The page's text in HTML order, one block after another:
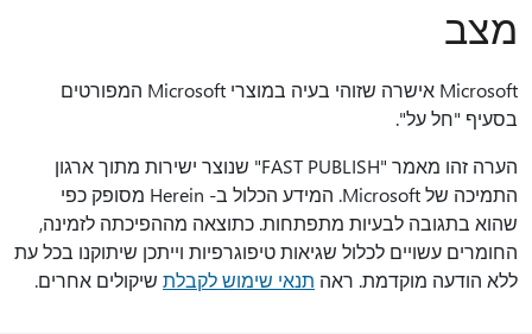
מצב
Microsoft אישרה שזוהי בעיה במוצרי Microsoft המפורטים
בסעיף "חל על".
הערה זהו מאמר "FAST PUBLISH" שנוצר ישירות מתוך ארגון
התמיכה של Microsoft. המידע הכלול ב- Herein מסופק כפי
שהוא בתגובה לבעיות מתפתחות. כתוצאה מההפיכתה לזמינה,
החומרים עשויים לכלול שגיאות טיפוגרפיות וייתכן שיתוקנו בכל עת
ללא הודעה מוקדמת. ראה תנאי שימוש לקבלת שיקולים אחרים.